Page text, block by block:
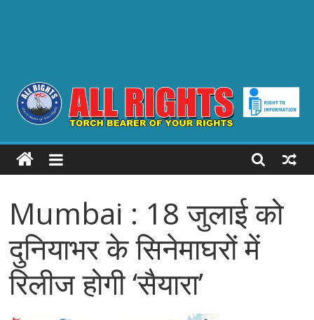
ALL
RIGHTS
Torch
Bearer
of
your
Rights
Mumbai : 18 जुलाई को
दुनियाभर के सिनेमाघरों में
रिलीज होगी ‘सैयारा’